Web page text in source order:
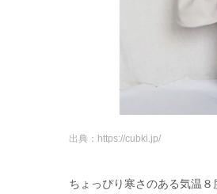
出典：https://cubki.jp/
ちょっぴり寒さのある気温